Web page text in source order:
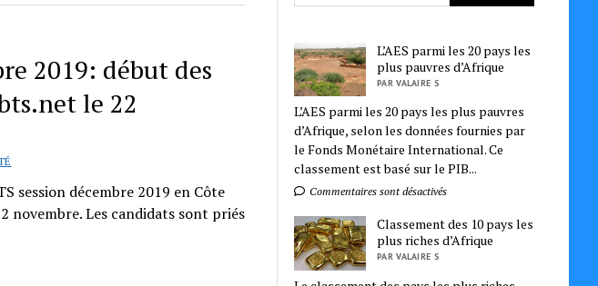
2019: début des
le 22
session décembre 2019 en Côte
novembre. Les candidats sont priés
L’AES parmi les 20 pays les
plus pauvres d’Afrique
PAR VALAIRE S
L’AES parmi les 20 pays les plus pauvres
d’Afrique, selon les données fournies par
le Fonds Monétaire International. Ce
classement est basé sur le PIB...
Commentaires sont désactivés
Classement des 10 pays les
plus riches d’Afrique
PAR VALAIRE S